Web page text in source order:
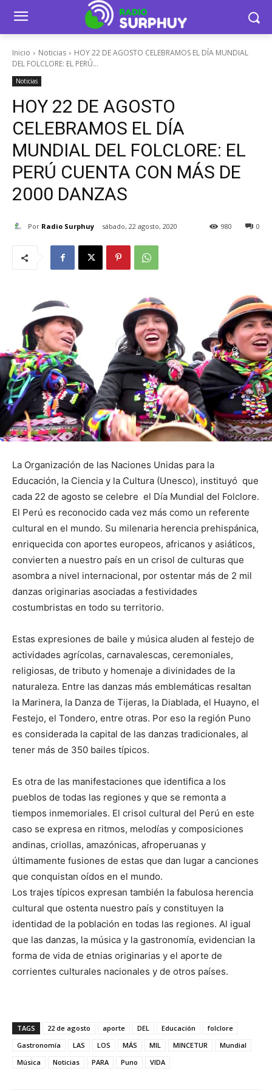
Inicio Noticias
HOY 22 DE AGOSTO CELEBRAMOS EL DÍA MUNDIAL
DEL FOLCLORE: EL PERÚ...
Noticias
HOY 22 DE AGOSTO
CELEBRAMOS EL DÍA
MUNDIAL DEL FOLCLORE: EL
PERÚ CUENTA CON MÁS DE
2000 DANZAS
Por Radio Surphuy sábado, 22 agosto, 2020 0
980
La Organización de las Naciones Unidas para la
Educación, la Ciencia y la Cultura (Unesco), instituyó que
cada 22 de agosto se celebre el Día Mundial del Folclore.
El Perú es reconocido cada vez más como un referente
cultural en el mundo. Su milenaria herencia prehispánica,
enriquecida con aportes europeos, africanos y asiáticos,
convierten a nuestro país en un crisol de culturas que
asombra a nivel internacional, por ostentar más de 2 mil
danzas originarias asociadas a festividades
costumbristas en todo su territorio.
Estas expresiones de baile y música aluden al festejo de
actividades agrícolas, carnavalescas, ceremoniales,
religiosas, de tributo y homenaje a divinidades de la
naturaleza. Entre las danzas más emblemáticas resaltan
la Marinera, la Danza de Tijeras, la Diablada, el Huayno, el
Festejo, el Tondero, entre otras. Por eso la región Puno
es considerada la capital de las danzas tradicionales, al
tener más de 350 bailes típicos.
Es otra de las manifestaciones que identifica a los
pueblos de todas las regiones y que se remonta a
tiempos inmemoriales. El crisol cultural del Perú en este
caso se expresa en ritmos, melodías y composiciones
andinas, criollas, amazónicas, afroperuanas y
últimamente fusiones de estas que dan lugar a canciones
que conquistan oídos en el mundo.
Los trajes típicos expresan también la fabulosa herencia
cultural que ostenta nuestro país y constituyen la
identidad de la población en todas las regiones. Al igual
que las danzas, la música y la gastronomía, evidencian la
forma de vida de etnias originarias y el aporte de
corrientes culturales nacionales y de otros países.
TAGS 22 de agosto aporte DEL Educación
folclore
Gastronomía
LAS LOS MÁS MIL MINCETUR
Mundial
Música
Noticias PARA Puno VIDA